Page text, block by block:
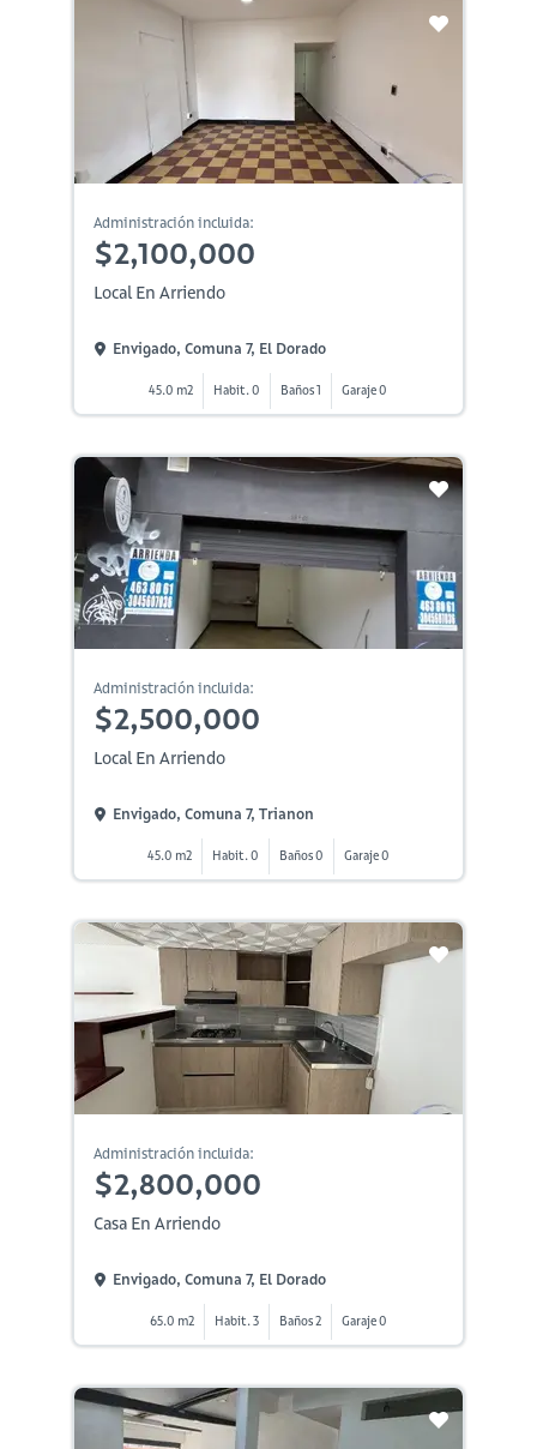
Administración incluida:
$2,100,000
Local En Arriendo
Envigado, Comuna 7, El Dorado
45.0 m2 Habit. 0 Baños 1 Garaje 0
Administración incluida:
$2,500,000
Local En Arriendo
Envigado, Comuna 7, Trianon
45.0 m2 Habit. 0 Baños 0 Garaje 0
Administración incluida:
$2,800,000
Casa En Arriendo
Envigado, Comuna 7, El Dorado
65.0 m2 Habit. 3 Baños 2 Garaje 0